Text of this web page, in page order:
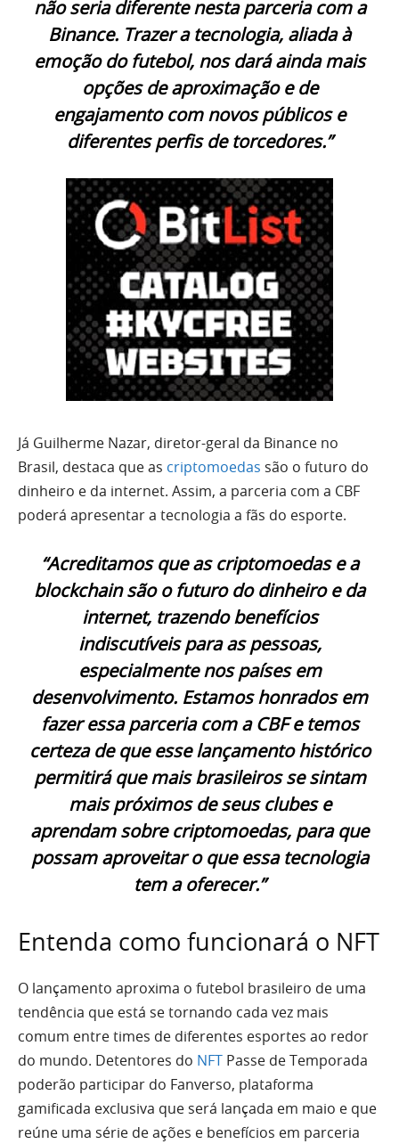
não seria diferente nesta parceria com a
Binance. Trazer a tecnologia, aliada à
emoção do futebol, nos dará ainda mais
opções de aproximação e de
engajamento com novos públicos e
diferentes perfis de torcedores.”
Já Guilherme Nazar, diretor-geral da Binance no
Brasil, destaca que as criptomoedas são o futuro do
dinheiro e da internet. Assim, a parceria com a CBF
poderá apresentar a tecnologia a fãs do esporte.
“Acreditamos que as criptomoedas e a
blockchain são o futuro do dinheiro e da
internet, trazendo benefícios
indiscutíveis para as pessoas,
especialmente nos países em
desenvolvimento. Estamos honrados em
fazer essa parceria com a CBF e temos
certeza de que esse lançamento histórico
permitirá que mais brasileiros se sintam
mais próximos de seus clubes e
aprendam sobre criptomoedas, para que
possam aproveitar o que essa tecnologia
tem a oferecer.”
Entenda como funcionará o NFT
O lançamento aproxima o futebol brasileiro de uma
tendência que está se tornando cada vez mais
comum entre times de diferentes esportes ao redor
do mundo. Detentores do NFT Passe de Temporada
poderão participar do Fanverso, plataforma
gamificada exclusiva que será lançada em maio e que
reúne uma série de ações e benefícios em parceria